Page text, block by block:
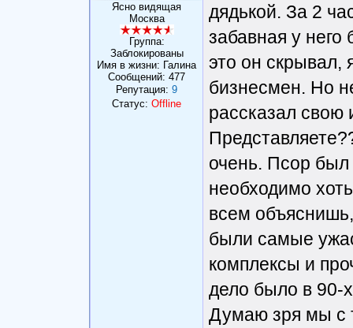
Ясно видящая
Москва
Группа:
Заблокированы
Имя в жизни: Галина
Сообщений: 477
Репутация: 9
Статус: Offline
дядькой. За 2
забавная у
это он скрывал,
бизнесмен. Но
рассказал свою
очень. Псор был
необходимо
всем объяснишь,
были самые
комплексы и
дело было в 90-х
Думаю зря мы с